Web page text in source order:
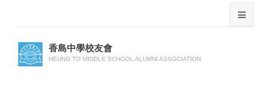
香島中學校友會
HEUNG TO MIDDLE SCHOOL ALUMNI ASSOCIATION